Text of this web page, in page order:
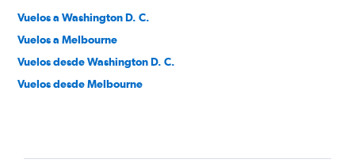
Vuelos a Washington D. C.
Vuelos a Melbourne
Vuelos desde Washington D. C.
Vuelos desde Melbourne